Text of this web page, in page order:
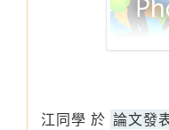
江同學 於 論文發